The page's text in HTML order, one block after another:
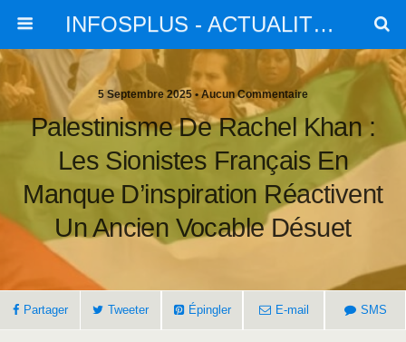
INFOSPLUS - ACTUALITES et INFOS
5 Septembre 2025 • Aucun Commentaire
Palestinisme De Rachel Khan :
Les Sionistes Français En
Manque D’inspiration Réactivent
Un Ancien Vocable Désuet
Partager Tweeter Épingler E-mail SMS